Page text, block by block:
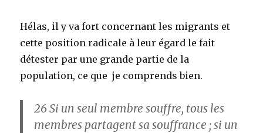
Hélas, il y va fort concernant les migrants et
cette position radicale à leur égard le fait
détester par une grande partie de la
population, ce que je comprends bien.
26Si un seul membre souffre, tous les
membres partagent sa souffrance ; si un